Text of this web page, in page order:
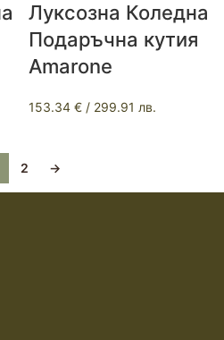
Луксозна Коледна
Подаръчна кутия
Amaronе
153.34 € / 299.91 лв.
2 →